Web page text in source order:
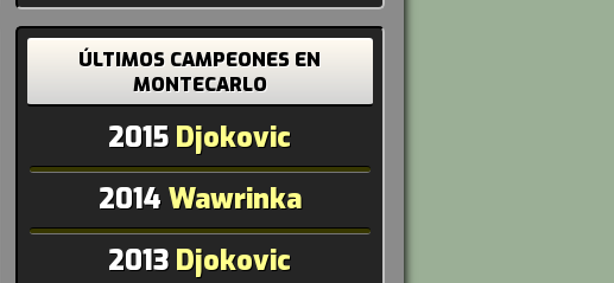
ÚLTIMOS CAMPEONES EN
MONTECARLO
2015 Djokovic
2014Wawrinka
2013 Djokovic